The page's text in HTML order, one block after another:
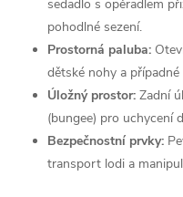
sedadlo s opěradlem
pohodlné sezení.
Prostorná paluba:
dětské nohy a
Úložný prostor: Zadní
(bungee) pro uchycení
Bezpečnostní prvky:
transport lodi a